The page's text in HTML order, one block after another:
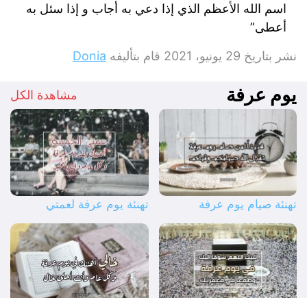
اسم الله الأعظم الذي إذا دعي به أجاب و إذا سئل به
أعطى”
نشر بتاريخ 29 يونيو، 2021 قام بتأليفه Donia
يوم عرفة مشاهدة الكل
تهنئة صيام يوم عرفة تهنئة يوم عرفة لعمتي